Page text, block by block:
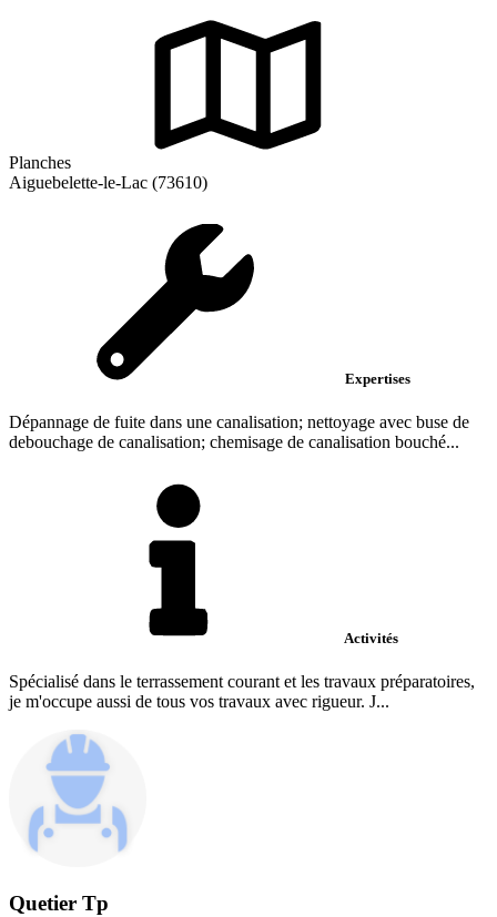
Planches
Aiguebelette-le-Lac (73610)
Expertises
Dépannage de fuite dans une canalisation; nettoyage avec buse de
debouchage de canalisation; chemisage de canalisation bouché...
Activités
Spécialisé dans le terrassement courant et les travaux préparatoires,
je m'occupe aussi de tous vos travaux avec rigueur. J...
Quetier Tp